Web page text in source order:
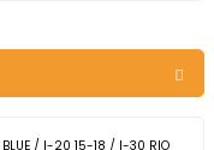
BLUE / I-20 15-18 / I-30 RIO